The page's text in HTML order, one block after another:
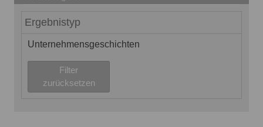
Ergebnistyp
Unternehmensgeschichten
Filter
zurücksetzen